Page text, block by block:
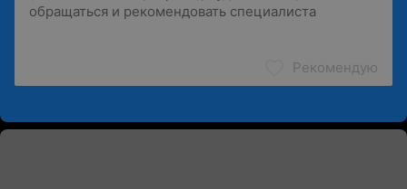
Рекомендую